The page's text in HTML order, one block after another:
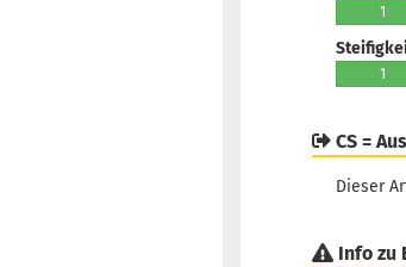
1
1
CS =
Dieser
Info zu